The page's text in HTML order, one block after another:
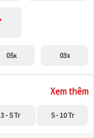
05x 03x
Xem thêm
3 - 5 Tr 5 - 10 Tr